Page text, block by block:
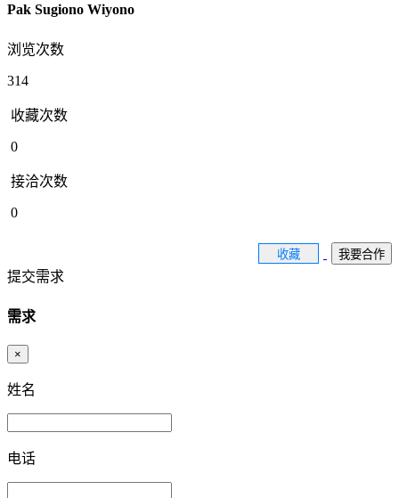
Pak Sugiono Wiyono
浏览次数
314
收藏次数
0
接洽次数
0
收藏 我要合作
提交需求
需求
×
姓名
电话